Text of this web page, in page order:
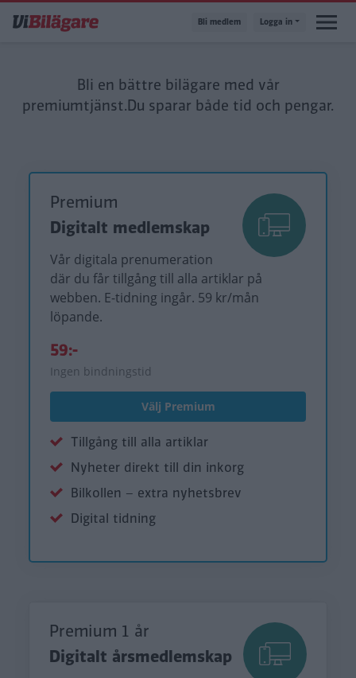
till
Bli medlem Logga in
Bli en bättre bilägare med vår
premiumtjänst.Du sparar både tid och pengar.
Premium
Digitalt medlemskap
Vår digitala prenumeration
där du får tillgång till alla artiklar på
webben. E-tidning ingår. 59 kr/mån
löpande.
59:-
Ingen bindningstid
Välj Premium
Tillgång till alla artiklar
Nyheter direkt till din inkorg
Bilkollen – extra nyhetsbrev
Digital tidning
Premium 1 år
Digitalt årsmedlemskap